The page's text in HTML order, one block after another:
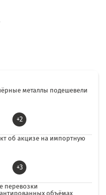
металлы подешевели
+2
об акцизе на импортную
+3
перевозки
объёмах